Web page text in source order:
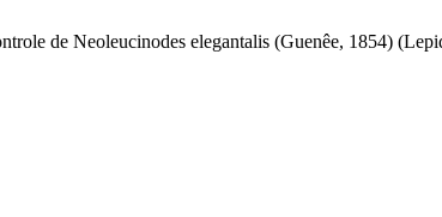
de Neoleucinodes elegantalis (Guenêe, 1854)